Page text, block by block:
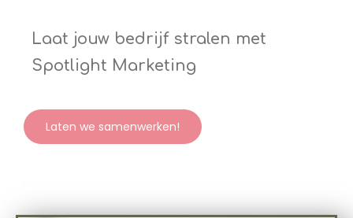
Laat jouw bedrijf stralen met
Spotlight Marketing
Laten we samenwerken!